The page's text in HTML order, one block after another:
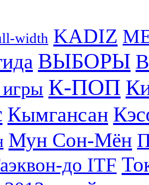
width KADIZ
ВЫБОРЫ
К-ПОП
Кымгансан
Мун Сон-Мён
до ITF